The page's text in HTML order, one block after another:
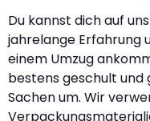
Du kannst dich auf
jahrelange Erfahrung
einem Umzug
bestens geschult
Sachen um. Wir